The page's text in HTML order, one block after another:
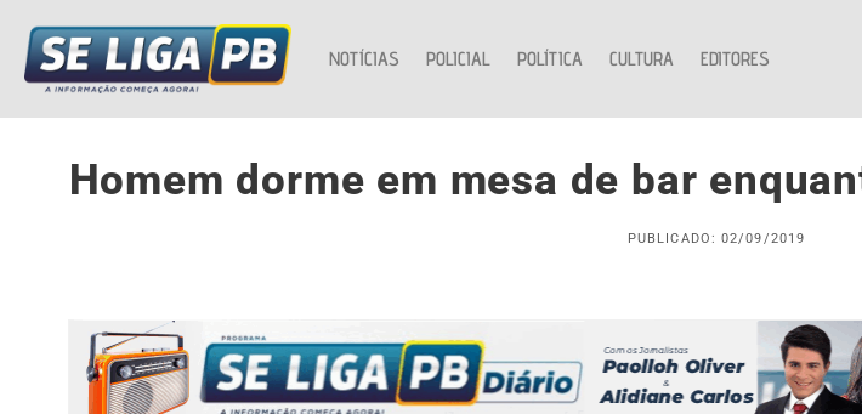
NOTÍCIAS POLICIAL POLÍTICA CULTURA EDITORES
Homem dorme em mesa de bar
PUBLICADO: 02/09/2019